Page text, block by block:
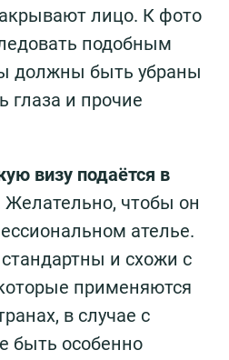
лицо. К фото
подобным
должны быть убраны
глаза и прочие
визу подаётся в
Желательно, чтобы он
ателье.
и схожи с
применяются
в случае с
быть особенно